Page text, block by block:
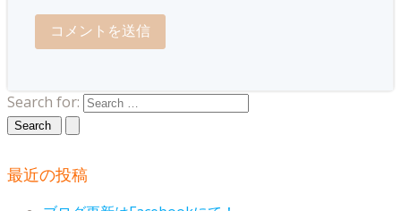
Search for:
最近の投稿